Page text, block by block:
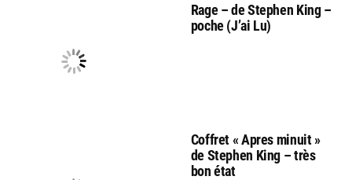
Rage – de Stephen King –
poche (J’ai Lu)
Coffret « Apres minuit »
de Stephen King – très
bon état